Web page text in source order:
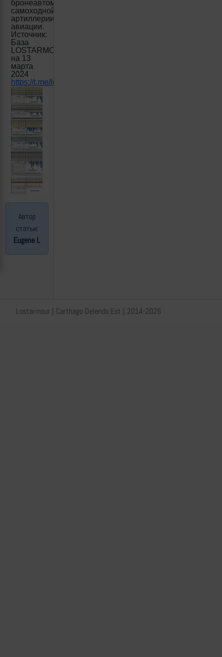
бронеавтомобилям,
самоходной
артиллерии,
авиации.
Источник:
База
LOSTARMOUR
на 13
марта
2024
https://t.me/ lost
Автор
статьи:
Eugene L
Lostarmour | Carthago Delenda Est | 2014-2026